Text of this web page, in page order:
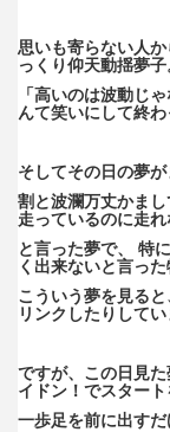
思いも寄らない人
っくり仰天動揺夢子
「高いのは波動じ
んて笑いにして終わ
そしてその日の夢が
割と波瀾万丈かま
走っているのに走
と言った夢で、 特
く出来ないと言った
こういう夢を見る
リンクしたりしてい
ですが、この日見
イドン！でスタート
一歩足を前に出すだ